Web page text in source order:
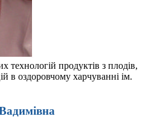
технологій продуктів з плодів,
в оздоровчому харчуванні ім.